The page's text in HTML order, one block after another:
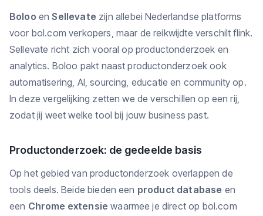
Boloo enSellevate zijn allebei Nederlandse platforms
voor bol.com verkopers, maar de reikwijdte verschilt flink.
Sellevate richt zich vooral op productonderzoek en
analytics. Boloo pakt naast productonderzoek ook
automatisering, AI, sourcing, educatie en community op.
In deze vergelijking zetten we de verschillen op een rij,
zodat jij weet welke tool bij jouw business past.
Productonderzoek: de gedeelde basis
Op het gebied van productonderzoek overlappen de
tools deels. Beide bieden een product database en
een Chrome extensie waarmee je direct op bol.com